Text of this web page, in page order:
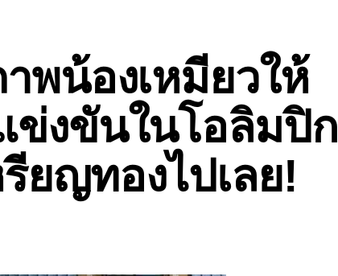
พน้องเหมียวให้
ข่งขันในโอลิมปิก
ยญทองไปเลย!